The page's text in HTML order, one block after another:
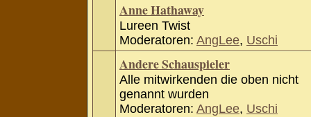
Anne Hathaway
Lureen Twist
Moderatoren: AngLee, Uschi
Andere Schauspieler
Alle mitwirkenden die oben nicht
genannt wurden
Moderatoren: AngLee, Uschi